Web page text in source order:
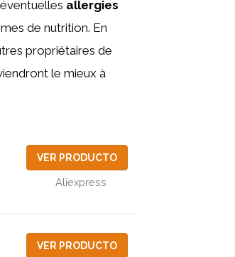
allergies
de nutrition. En
propriétaires de
le mieux à
VER PRODUCTO
Aliexpress
VER PRODUCTO